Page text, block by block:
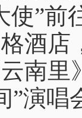
使”前
酒
南
”演